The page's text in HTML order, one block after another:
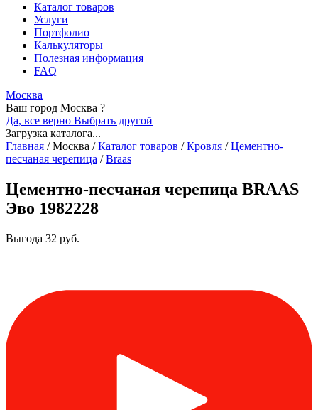
Каталог товаров
Услуги
Портфолио
Калькуляторы
Полезная информация
FAQ
Москва
Ваш город Москва ?
Да, все верно Выбрать другой
Загрузка каталога...
Главная /Москва / Каталог товаров / Кровля / Цементно-
песчаная черепица / Braas
Цементно-песчаная черепица BRAAS
Эво 1982228
Выгода 32 руб.